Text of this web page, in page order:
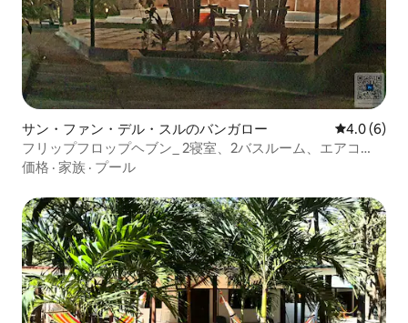
サン・ファン・デル・スルのバンガロー レビュー6
4.0 (6)
フリップフロップヘブン_ 2寝室、2バスルーム、エアコ
ン、プール
価格 · 家族 · プール